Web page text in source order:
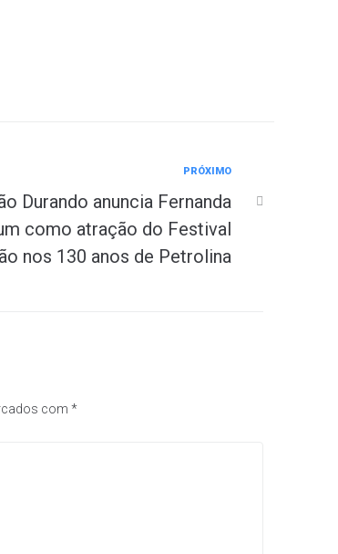
PRÓXIMO
Durando anuncia Fernanda
como atração do Festival
nos 130 anos de Petrolina
com *